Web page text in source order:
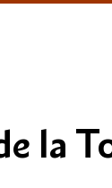
la